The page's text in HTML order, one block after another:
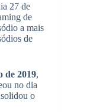
27 de
de
a mais
de
de 2019,
no dia
o